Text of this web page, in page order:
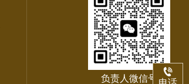
负责人微信号